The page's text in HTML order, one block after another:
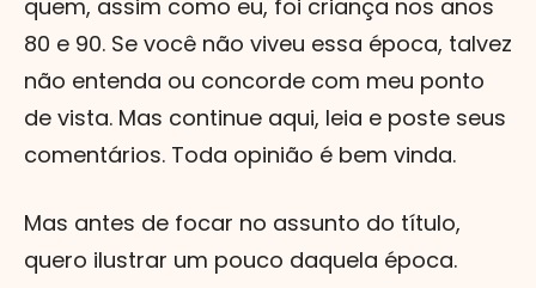
quem, assim como eu, foi criança nos anos
80 e 90. Se você não viveu essa época, talvez
não entenda ou concorde com meu ponto
de vista. Mas continue aqui, leia e poste seus
comentários. Toda opinião é bem vinda.
Mas antes de focar no assunto do título,
quero ilustrar um pouco daquela época.